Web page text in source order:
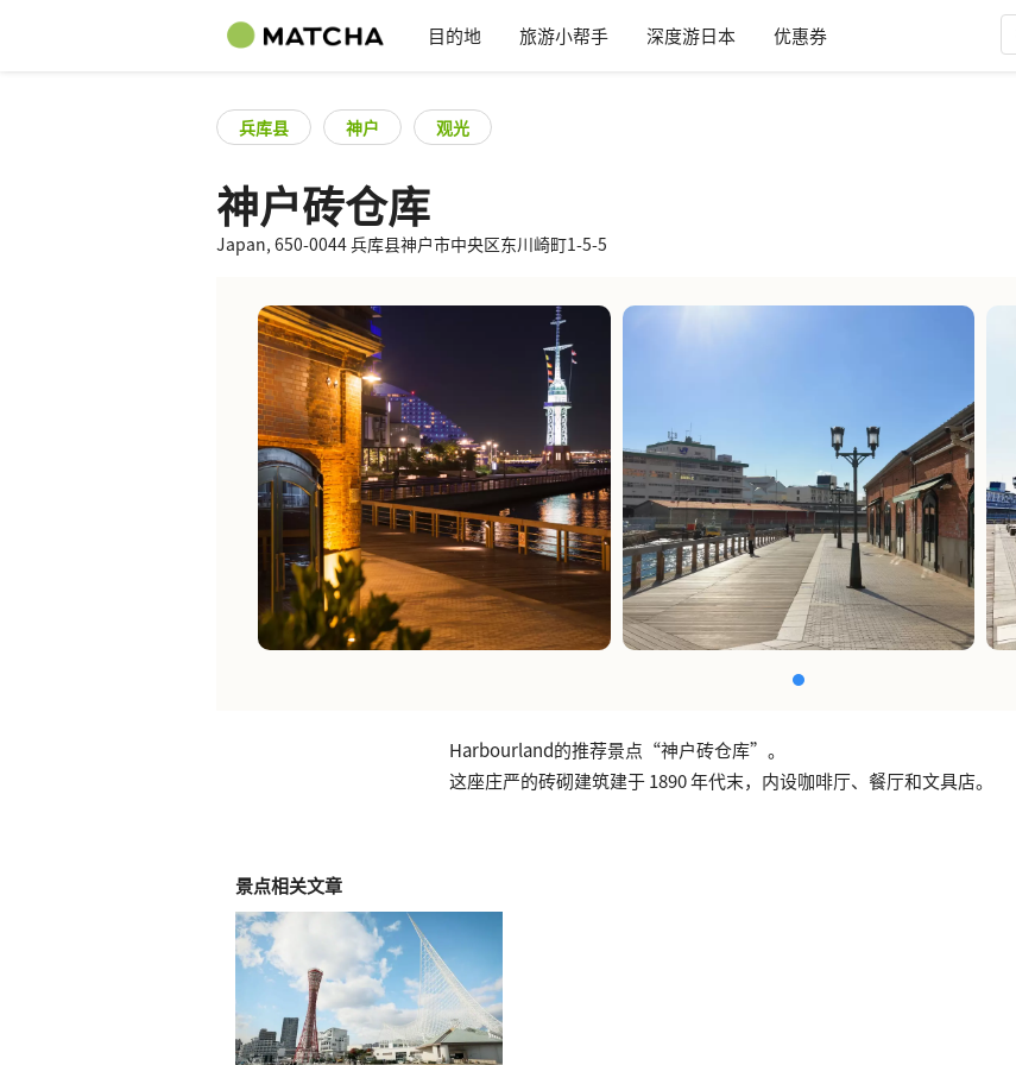
目的地 旅游小帮手 深度游日本 优惠券
兵库县 神户 观光
神户砖仓库
Japan, 650-0044 兵库县神户市中央区东川崎町1-5-5
Harbourland的推荐景点“神户砖仓库”。
这座庄严的砖砌建筑建于 1890 年代末，内设咖啡厅、餐厅和文具店。
景点相关文章